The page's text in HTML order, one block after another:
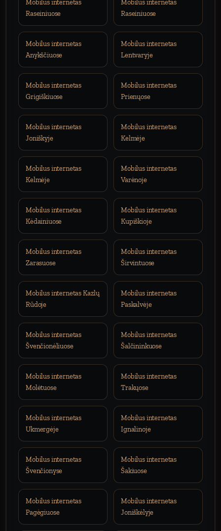
Mobilus internetas
Raseiniuose
Mobilus internetas
Raseiniuose
Mobilus internetas
Anykščiuose
Mobilus internetas
Lentvaryje
Mobilus internetas
Grigiškiuose
Mobilus internetas
Prienųose
Mobilus internetas
Joniškyje
Mobilus internetas
Kelmėje
Mobilus internetas
Kelmėje
Mobilus internetas
Varėnoje
Mobilus internetas
Kėdainiuose
Mobilus internetas
Kupiškioje
Mobilus internetas
Zarasuose
Mobilus internetas
Širvintuose
Mobilus internetas Kazlų
Rūdoje
Mobilus internetas
Paskalvėje
Mobilus internetas
Švenčionėliuose
Mobilus internetas
Šalčininkuose
Mobilus internetas
Molėtuose
Mobilus internetas
Trakųose
Mobilus internetas
Ukmergėje
Mobilus internetas
Ignalinoje
Mobilus internetas
Švenčionyse
Mobilus internetas
Šakiuose
Mobilus internetas
Pagėgiuose
Mobilus internetas
Joniškėlyje